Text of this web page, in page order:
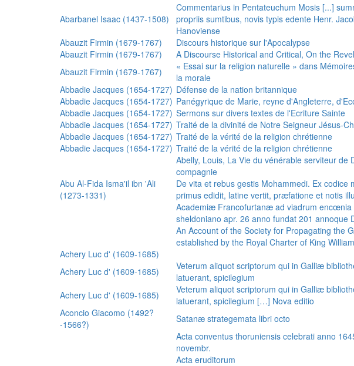
Abarbanel Isaac (1437-1508)
Commentarius in Pentateuchum Mosis [...]
propriis sumtibus, novis typis edente Henr.
Hanoviense
Abauzit Firmin (1679-1767)
Discours historique sur l'Apocalypse
Abauzit Firmin (1679-1767)
A Discourse Historical and Critical, On the
Abauzit Firmin (1679-1767)
« Essai sur la religion naturelle » dans
la morale
Abbadie Jacques (1654-1727) Défense de la nation britannique
Abbadie Jacques (1654-1727) Panégyrique de Marie, reyne d'Angleterre,
Abbadie Jacques (1654-1727) Sermons sur divers textes de l'Ecriture Sainte
Abbadie Jacques (1654-1727) Traité de la divinité de Notre Seigneur Jésus-
Abbadie Jacques (1654-1727) Traité de la vérité de la religion chrétienne
Abbadie Jacques (1654-1727) Traité de la vérité de la religion chrétienne
Abelly, Louis, La Vie du vénérable serviteur de
compagnie
Abu Al-Fida Isma'il ibn 'Ali
(1273-1331)
De vita et rebus gestis Mohammedi. Ex codice
primus edidit, latine vertit, præfatione et notis
Academiæ Francofurtanæ ad viadrum encœnia
sheldoniano apr. 26 anno fundat 201 annoque
An Account of the Society for Propagating the
established by the Royal Charter of King
Achery Luc d' (1609-1685)
Achery Luc d' (1609-1685)
Veterum aliquot scriptorum qui in Galliæ
latuerant, spicilegium
Achery Luc d' (1609-1685)
Veterum aliquot scriptorum qui in Galliæ
latuerant, spicilegium […] Nova editio
Aconcio Giacomo (1492?
-1566?)
Satanæ strategemata libri octo
Acta conventus thoruniensis celebrati anno
novembr.
Acta eruditorum